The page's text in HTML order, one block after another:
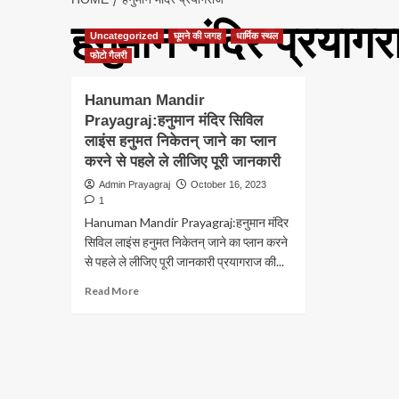
हनुमान मंदिर
Uncategorized घूमने की जगह
धार्मिक स्थल
फोटो गैलरी
Hanuman Mandir
Prayagraj:हनुमान मंदिर सिविल
लाइंस हनुमत निकेतन् जाने का प्लान
करने से पहले ले लीजिए पूरी जानकारी
Admin Prayagraj
October 16, 2023
1
Hanuman Mandir Prayagraj:हनुमान मंदिर
सिविल लाइंस हनुमत निकेतन् जाने का प्लान करने
से पहले ले लीजिए पूरी जानकारी प्रयागराज की...
Read MoreRead